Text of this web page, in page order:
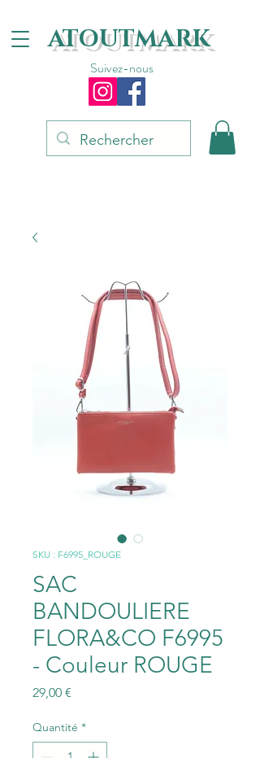
ATOUTMARK
Suivez-nous
SKU : F6995_ROUGE
SAC
BANDOULIERE
FLORA&CO F6995
- Couleur ROUGE
29,00 €
Quantité *